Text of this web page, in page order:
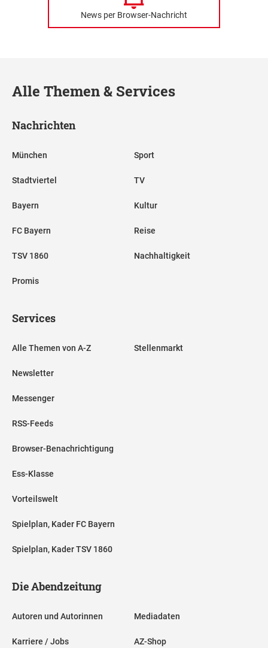
News per Browser-Nachricht
Alle Themen & Services
Nachrichten
München
Stadtviertel
Bayern
FC Bayern
TSV 1860
Promis
Sport
TV
Kultur
Reise
Nachhaltigkeit
Services
Alle Themen von A-Z
Newsletter
Messenger
RSS-Feeds
Browser-Benachrichtigung
Ess-Klasse
Vorteilswelt
Spielplan, Kader FC Bayern
Spielplan, Kader TSV 1860
Stellenmarkt
Die Abendzeitung
Autoren und Autorinnen
Karriere / Jobs
Mediadaten
AZ-Shop